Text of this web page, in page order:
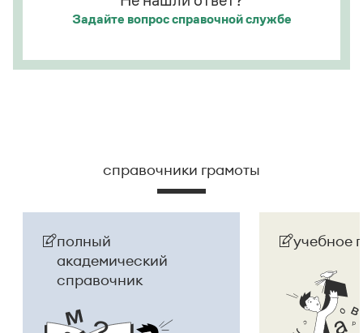
Страница ответаЗадайте вопроссправочной службе
справочники грамоты
полный
академический
справочник
учебное